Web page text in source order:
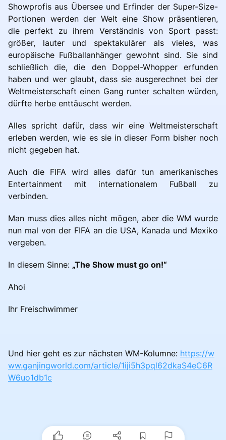
Showprofis aus Übersee und Erfinder der Super-Size-
Portionen werden der Welt eine Show präsentieren,
die perfekt zu ihrem Verständnis von Sport passt:
größer, lauter und spektakulärer als vieles, was
europäische Fußballanhänger gewohnt sind. Sie sind
schließlich die, die den Doppel-Whopper erfunden
haben und wer glaubt, dass sie ausgerechnet bei der
Weltmeisterschaft einen Gang runter schalten würden,
dürfte herbe enttäuscht werden.
Alles spricht dafür, dass wir eine Weltmeisterschaft
erleben werden, wie es sie in dieser Form bisher noch
nicht gegeben hat.
Auch die FIFA wird alles dafür tun amerikanisches
Entertainment mit internationalem Fußball zu
verbinden.
Man muss dies alles nicht mögen, aber die WM wurde
nun mal von der FIFA an die USA, Kanada und Mexiko
vergeben.
In diesem Sinne: „The Show must go on!“
Ahoi
Ihr Freischwimmer
Und hier geht es zur nächsten WM-Kolumne: https://w
ww.ganjingworld.com/article/1iji5h3pql62dkaS4eC6R
W6uo1db1c